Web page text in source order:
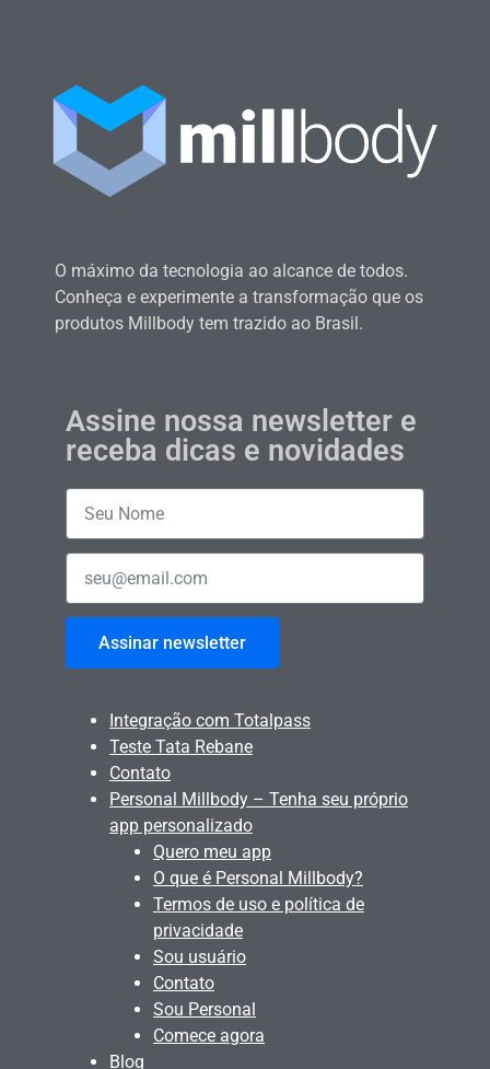
O máximo da tecnologia ao alcance de todos.
Conheça e experimente a transformação que os
produtos Millbody tem trazido ao Brasil.
Assine nossa newsletter e
receba dicas e novidades
Assinar newsletter
Integração com Totalpass
Teste Tata Rebane
Contato
Personal Millbody – Tenha seu próprio
app personalizado
Quero meu app
O que é Personal Millbody?
Termos de uso e política de
privacidade
Sou usuário
Contato
Sou Personal
Comece agora
Blog